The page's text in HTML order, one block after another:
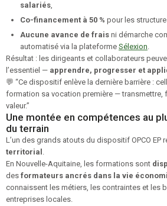
salariés,
Co-financement à 50 % pour les
Aucune avance de frais ni démarche
automatisé via la plateforme Sélexion.
Résultat : les dirigeants et collaborateurs
l’essentiel — apprendre, progresser et
💬 “Ce dispositif enlève la dernière barrière :
formation sa vocation première — transmettre,
valeur.”
Une montée en compétences au
du terrain
L’un des grands atouts du dispositif OPCO EP
territorial .
En Nouvelle-Aquitaine, les formations sont
des formateurs ancrés dans la vie
connaissent les métiers, les contraintes et les
entreprises locales.